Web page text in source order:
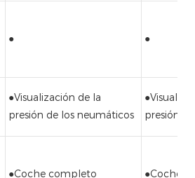
● ●
●Visualización de la
presión de los neumáticos
presión
●Coche completo ●Coche